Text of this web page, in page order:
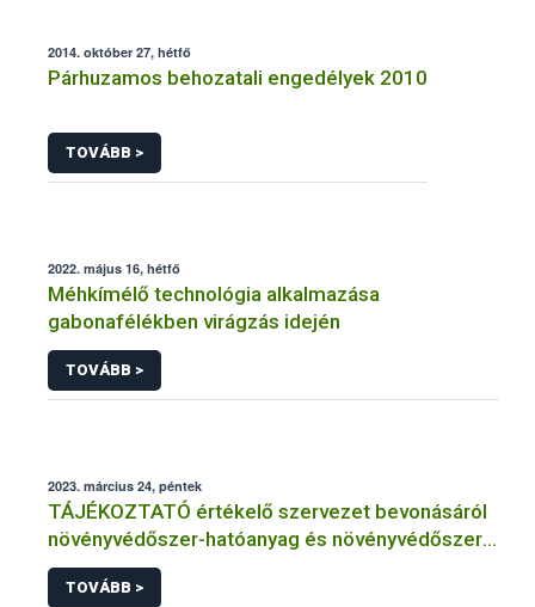
2014. október 27, hétfő
Párhuzamos behozatali engedélyek 2010
TOVÁBB >
2022. május 16, hétfő
Méhkímélő technológia alkalmazása
gabonafélékben virágzás idején
TOVÁBB >
2023. március 24, péntek
TÁJÉKOZTATÓ értékelő szervezet bevonásáról
növényvédőszer-hatóanyag és növényvédőszer
engedélyezésére, továbbá a meglévő engedély
meghosszabbítására vagy módosítására irányuló
TOVÁBB >